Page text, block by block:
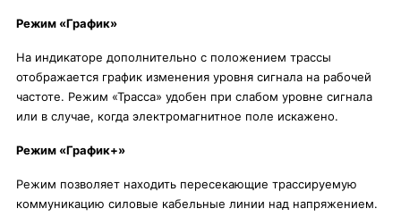
Режим «График»
На индикаторе дополнительно с положением трассы
отображается график изменения уровня сигнала на рабочей
частоте. Режим «Трасса» удобен при слабом уровне сигнала
или в случае, когда электромагнитное поле искажено.
Режим «График+»
Режим позволяет находить пересекающие трассируемую
коммуникацию силовые кабельные линии над напряжением.